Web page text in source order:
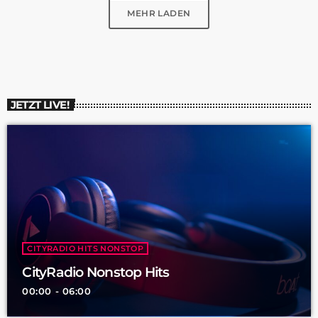
MEHR LADEN
JETZT LIVE!
CITYRADIO HITS NONSTOP
CityRadio Nonstop Hits
00:00 - 06:00